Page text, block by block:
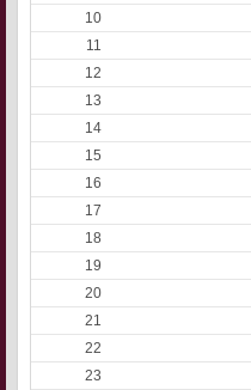
10
11
12
13
14
15
16
17
18
19
20
21
22
23